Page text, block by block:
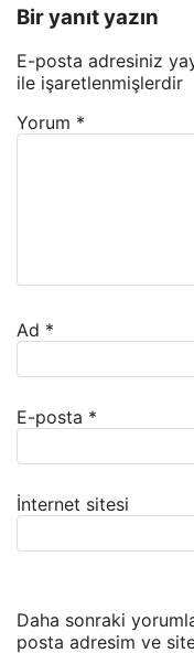
Bir yanıt yazın
E-posta adresiniz
ile işaretlenmişlerdir
Yorum *
Ad *
E-posta *
İnternet sitesi
Daha sonraki
posta adresim ve